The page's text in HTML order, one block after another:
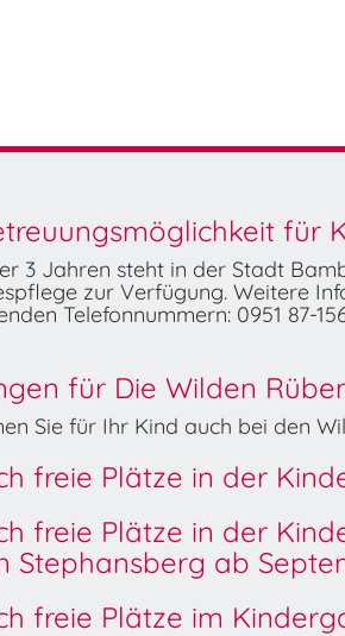
für
3 Jahren steht in der Stadt
zur Verfügung. Weitere
Telefonnummern: 0951 87-
für Die Wilden
Sie für Ihr Kind auch bei den
freie Plätze in der
freie Plätze in der
Stephansberg ab
freie Plätze im